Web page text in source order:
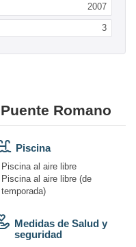
2007
3
Romano
Piscina
Piscina al aire libre
Piscina al aire libre (de
temporada)
Medidas de Salud y
seguridad